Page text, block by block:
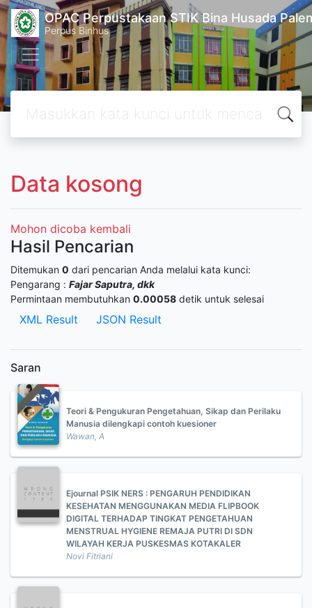
OPAC Perpustakaan STIK Bina Husada
Perpus Binhus
Data kosong
Mohon dicoba kembali
Hasil Pencarian
Ditemukan 0 dari pencarian Anda melalui kata kunci:
Pengarang : Fajar Saputra, dkk
Permintaan membutuhkan 0.00058 detik untuk selesai
XML Result JSON Result
Saran
Teori & Pengukuran Pengetahuan, Sikap dan Perilaku
Manusia dilengkapi contoh kuesioner
Wawan, A
Ejournal PSIK NERS : PENGARUH PENDIDIKAN
KESEHATAN MENGGUNAKAN MEDIA FLIPBOOK
DIGITAL TERHADAP TINGKAT PENGETAHUAN
MENSTRUAL HYGIENE REMAJA PUTRI DI SDN
WILAYAH KERJA PUSKESMAS KOTAKALER
Novi Fitriani